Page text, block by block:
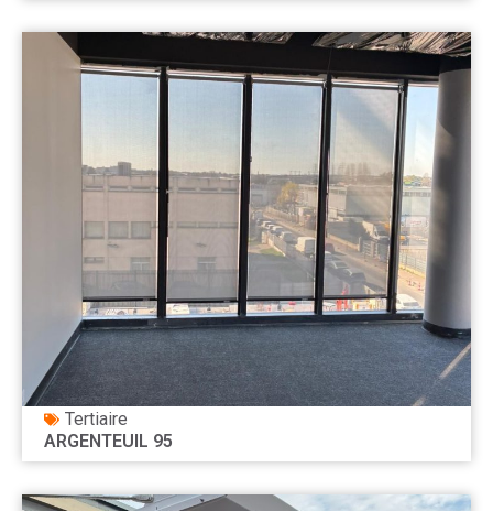
Tertiaire
ARGENTEUIL 95